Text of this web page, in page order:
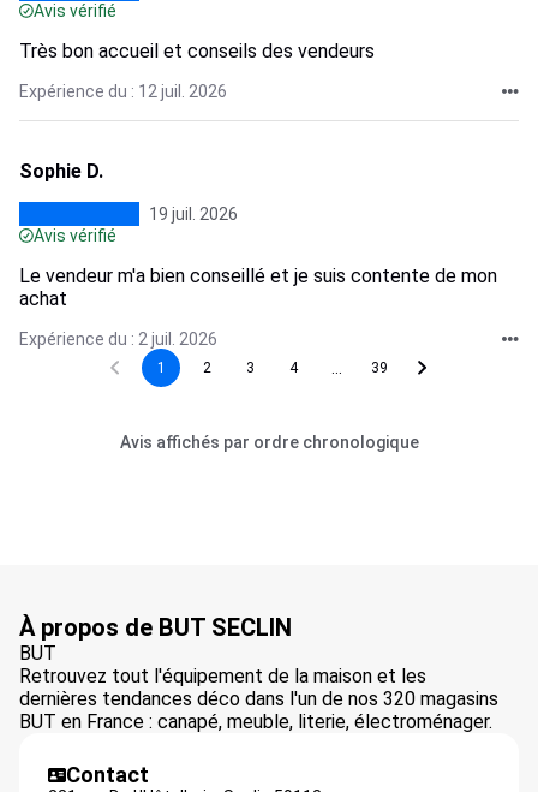
Avis vérifié
Très bon accueil et conseils des vendeurs
Expérience du : 12 juil. 2026
Sophie D.
19 juil. 2026
Avis vérifié
Le vendeur m'a bien conseillé et je suis contente de mon
achat
Expérience du : 2 juil. 2026
1 2 3 4 39
Avis affichés par ordre chronologique
À propos de BUT SECLIN
BUT
Retrouvez tout l'équipement de la maison et les
dernières tendances déco dans l'un de nos 320 magasins
BUT en France : canapé, meuble, literie, électroménager.
Contact